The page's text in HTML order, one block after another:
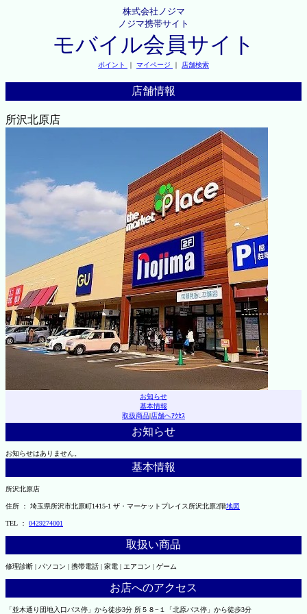
株式会社ノジマ
ノジマ携帯サイト
モバイル会員サイト
ポイント ｜ マイページ ｜ 店舗検索
店舗情報
所沢北原店
お知らせ
基本情報
取扱商品|店舗へｱｸｾｽ
お知らせ
お知らせはありません。
基本情報
所沢北原店
住所 ： 埼玉県所沢市北原町1415-1 ザ・マーケットプレイス所沢北原2階地図
TEL ： 0429274001
取扱い商品
修理診断 | パソコン | 携帯電話 | 家電 | エアコン | ゲーム
お店へのアクセス
「並木通り団地入口バス停」から徒歩3分 所５８−１「北原バス停」から徒歩3分